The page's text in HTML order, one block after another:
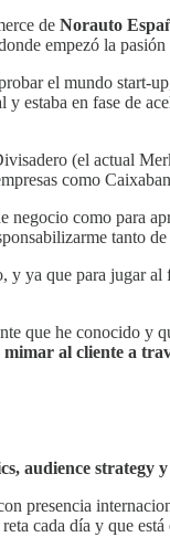
de Norauto
empezó la
el mundo
estaba en fase de
(el actual
como
como para
tanto de
y ya que para jugar
que he conocido
al cliente a
audience strategy
presencia
cada día y que